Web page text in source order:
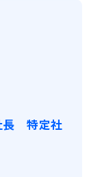
長 特定社